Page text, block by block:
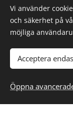
E-post
Vi använder
och säkerhet på
möjliga
Acceptera
Öppna